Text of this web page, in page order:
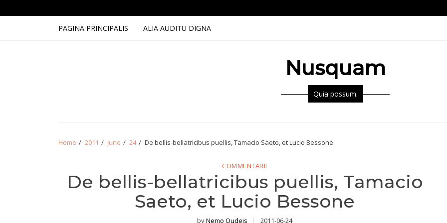
PAGINA PRINCIPALIS ALIA AUDITU DIGNA
Nusquam
Quia possum.
Home 2011 June 24 De bellis-bellatricibus puellis, Tamacio Saeto, et Lucio Bessone
COMMENTARII
De bellis-bellatricibus puellis, Tamacio
Saeto, et Lucio Bessone
byNemo Oudeis 2011-06-24